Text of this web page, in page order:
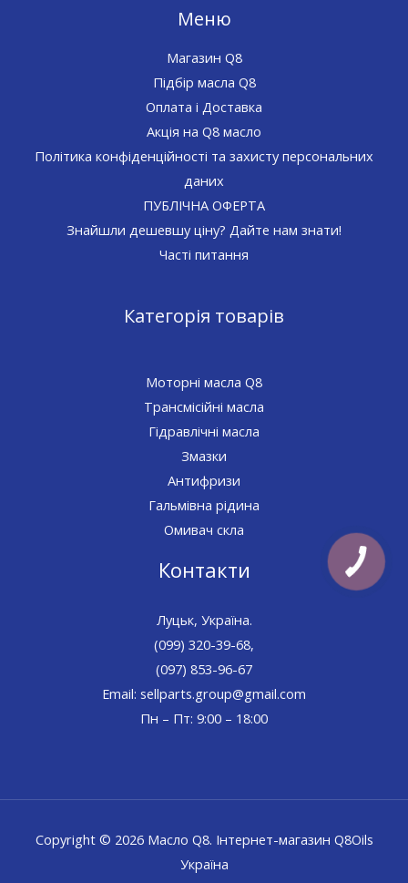
Меню
Магазин Q8
Підбір масла Q8
Оплата і Доставка
Акція на Q8 масло
Політика конфіденційності та захисту персональних
даних
ПУБЛІЧНА ОФЕРТА
Знайшли дешевшу ціну? Дайте нам знати!
Часті питання
Категорія товарів
Моторні масла Q8
Трансмісійні масла
Гідравлічні масла
Змазки
Антифризи
Гальмівна рідина
Омивач скла
Контакти
Луцьк, Україна.
(099) 320-39-68,
(097) 853-96-67
Email: sellparts.group@gmail.com
Пн – Пт: 9:00 – 18:00
Copyright © 2026 Масло Q8. Інтернет-магазин Q8Oils
Україна